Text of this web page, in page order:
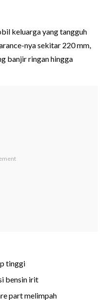
keluarga yang tangguh
nya sekitar 220 mm,
banjir ringan hingga
tinggi
bensin irit
part melimpah